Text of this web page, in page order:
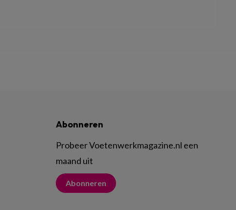
Abonneren
Probeer Voetenwerkmagazine.nl een
maand uit
Abonneren